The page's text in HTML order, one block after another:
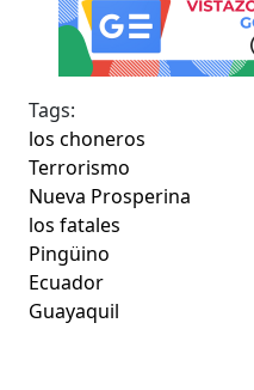
Tags:
los choneros
Terrorismo
Nueva Prosperina
los fatales
Pingüino
Ecuador
Guayaquil